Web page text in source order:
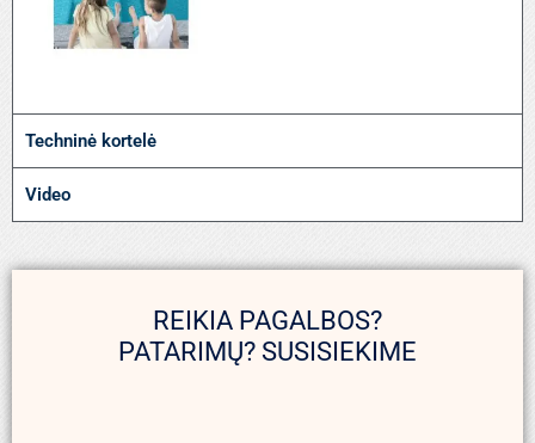
Techninė kortelė
Video
REIKIA PAGALBOS?
PATARIMŲ? SUSISIEKIME